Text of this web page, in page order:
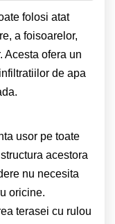
folosi atat
a foisoarelor,
Acesta ofera un
de apa
usor pe toate
acestora
nu necesita
oricine.
terasei cu rulou